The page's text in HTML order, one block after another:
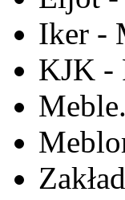
Iker -
KJK -